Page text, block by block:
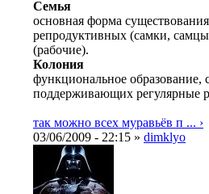
Семья
основная форма
репродуктивных (самки,
(рабочие).
Колония
функциональное образование,
поддерживающих регулярные
так можно всех муравьёв п ... ›
03/06/2009 - 22:15 » dimklyo